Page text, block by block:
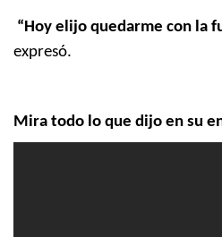
“Hoy elijo quedarme con la
expresó.
Mira todo lo que dijo en su